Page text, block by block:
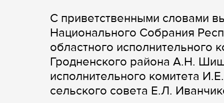
С приветственными словами
Национального Собрания
областного исполнительного
Гродненского района А.Н.
исполнительного комитета
сельского совета Е.Л.